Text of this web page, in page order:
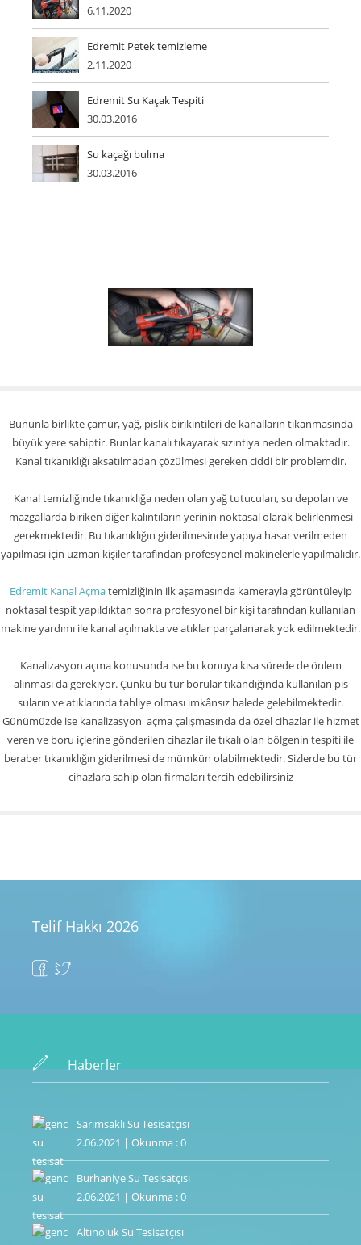
6.11.2020
Edremit Petek temizleme
2.11.2020
Edremit Su Kaçak Tespiti
30.03.2016
Su kaçağı bulma
30.03.2016
Bununla birlikte çamur, yağ, pislik birikintileri de kanalların tıkanmasında
büyük yere sahiptir. Bunlar kanalı tıkayarak sızıntıya neden olmaktadır.
Kanal tıkanıklığı aksatılmadan çözülmesi gereken ciddi bir problemdir.
Kanal temizliğinde tıkanıklığa neden olan yağ tutucuları, su depoları ve
mazgallarda biriken diğer kalıntıların yerinin noktasal olarak belirlenmesi
gerekmektedir. Bu tıkanıklığın giderilmesinde yapıya hasar verilmeden
yapılması için uzman kişiler tarafından profesyonel makinelerle yapılmalıdır.
Edremit Kanal Açmatemizliğinin ilk aşamasında kamerayla görüntüleyip
noktasal tespit yapıldıktan sonra profesyonel bir kişi tarafından kullanılan
makine yardımı ile kanal açılmakta ve atıklar parçalanarak yok edilmektedir.
Kanalizasyon açma konusunda ise bu konuya kısa sürede de önlem
alınması da gerekiyor. Çünkü bu tür borular tıkandığında kullanılan pis
suların ve atıklarında tahliye olması imkânsız halede gelebilmektedir.
Günümüzde ise kanalizasyon açma çalışmasında da özel cihazlar ile hizmet
veren ve boru içlerine gönderilen cihazlar ile tıkalı olan bölgenin tespiti ile
beraber tıkanıklığın giderilmesi de mümkün olabilmektedir. Sizlerde bu tür
cihazlara sahip olan firmaları tercih edebilirsiniz
Telif Hakkı 2026
Haberler
Sarımsaklı Su Tesisatçısı
2.06.2021 | Okunma : 0
Burhaniye Su Tesisatçısı
2.06.2021 | Okunma : 0
Altınoluk Su Tesisatçısı